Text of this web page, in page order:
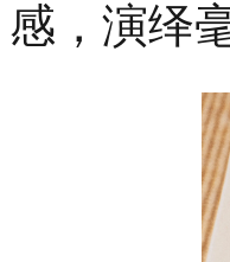
感，演绎